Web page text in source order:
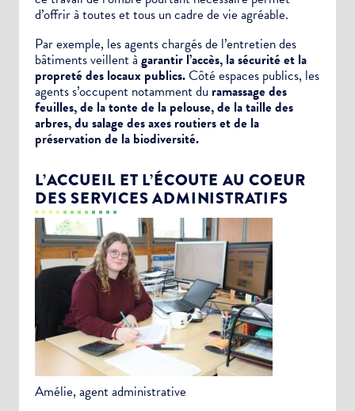
d’offrir à toutes et tous un cadre de vie agréable.
Par exemple, les agents chargés de l’entretien des
bâtiments veillent à garantir l’accès, la sécurité et la
propreté des locaux publics. Côté espaces publics, les
agents s’occupent notamment du ramassage des
feuilles, de la tonte de la pelouse, de la taille des
arbres, du salage des axes routiers et de la
préservation de la biodiversité.
L’ACCUEIL ET L’ÉCOUTE AU COEUR
DES SERVICES ADMINISTRATIFS
Amélie, agent administrative
Choisissez votre abonnement :
Alertes Mail
Newsletter Culture
Newsletter Sport et Vie associative